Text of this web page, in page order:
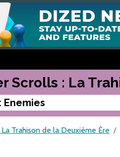
Scrolls : La
Enemies
Trahison de la Deuxième Ère